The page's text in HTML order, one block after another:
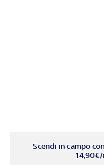
Scendi in campo
14,90€/